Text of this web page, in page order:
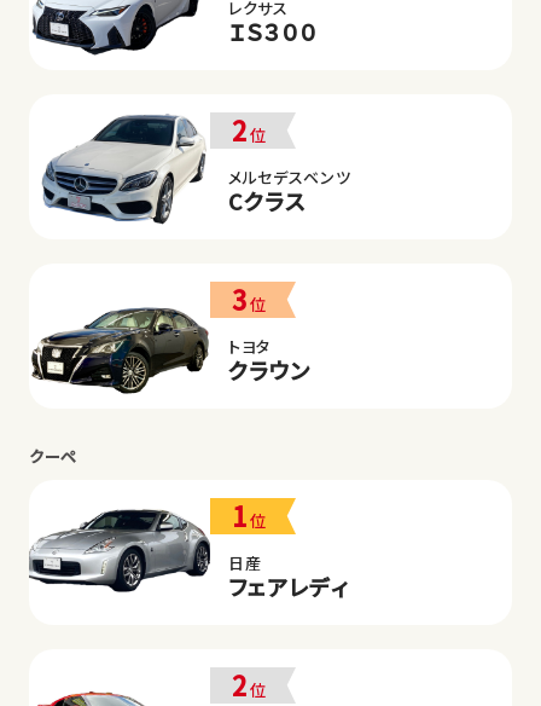
レクサス
ＩＳ３００
2位
メルセデスベンツ
Cクラス
3位
トヨタ
クラウン
クーペ
1位
日産
フェアレディ
2位